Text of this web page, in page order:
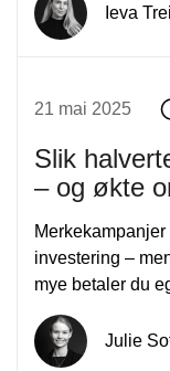
Ieva
21 mai 2025
Slik
– og økte
investering –
mye betaler du
Julie